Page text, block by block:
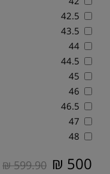
42.5
43.5
44
44.5
45
46
46.5
47
48
500 ₪
599.90 ₪